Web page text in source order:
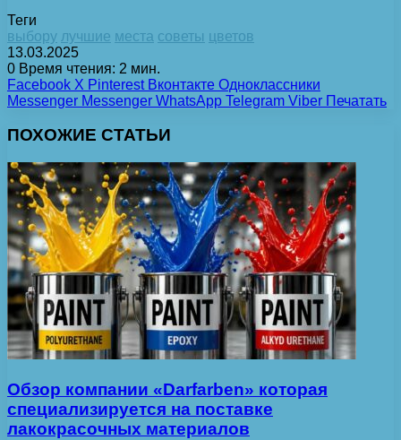
Теги
выбору лучшие места советы цветов
13.03.2025
0 Время чтения: 2 мин.
Facebook X Pinterest Вконтакте Одноклассники
Messenger Messenger WhatsApp Telegram Viber Печатать
ПОХОЖИЕ СТАТЬИ
Обзор компании «Darfarben» которая
специализируется на поставке
лакокрасочных материалов